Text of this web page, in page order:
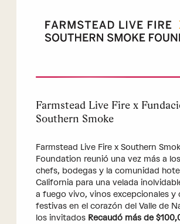
Farmstead Live Fire x
Southern Smoke
Farmstead Live Fire x Southern
Foundation reunió una vez más a
chefs, bodegas y la comunidad
California para una velada
a fuego vivo, vinos excepcionales y
festivas en el corazón del Valle de
los invitados Recaudó más de